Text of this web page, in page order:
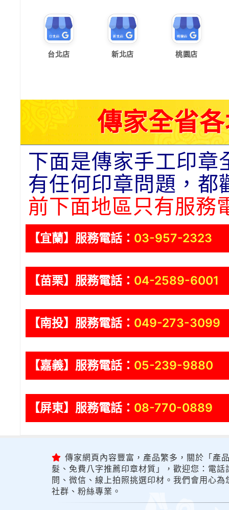
台北店 新北店 桃園店
傳家全省
下面是傳家手工印章
有任何印章問題，都
前下面地區只有服務
【宜蘭】服務電話： 03-957-2323
【苗栗】服務電話： 04-2589-6001
【南投】服務電話： 049-273-3099
【嘉義】服務電話： 05-239-9880
【屏東】服務電話： 08-770-0889
傳家網頁內容豐富，產品繁多，關於「產
髮、免費八字推薦印章材質」，歡迎您：電
問、微信、線上拍照挑選印材。我們會用心
社群、粉絲專業。